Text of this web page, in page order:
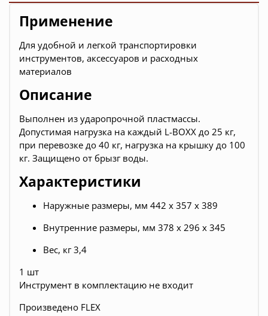
Применение
Для удобной и легкой транспортировки
инструментов, аксессуаров и расходных
материалов
Описание
Выполнен из ударопрочной пластмассы.
Допустимая нагрузка на каждый L-BOXX до 25 кг,
при перевозке до 40 кг, нагрузка на крышку до 100
кг. Защищено от брызг воды.
Характеристики
Наружные размеры, мм 442 x 357 x 389
Внутренние размеры, мм 378 x 296 x 345
Вес, кг 3,4
1 шт
Инструмент в комплектацию не входит
Произведено FLEX